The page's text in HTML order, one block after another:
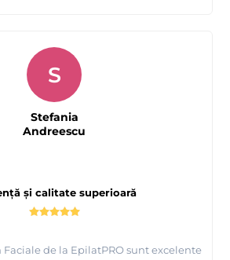
și calitate superioară
de la EpilatPRO sunt excelente
S
Stefania
Andreescu